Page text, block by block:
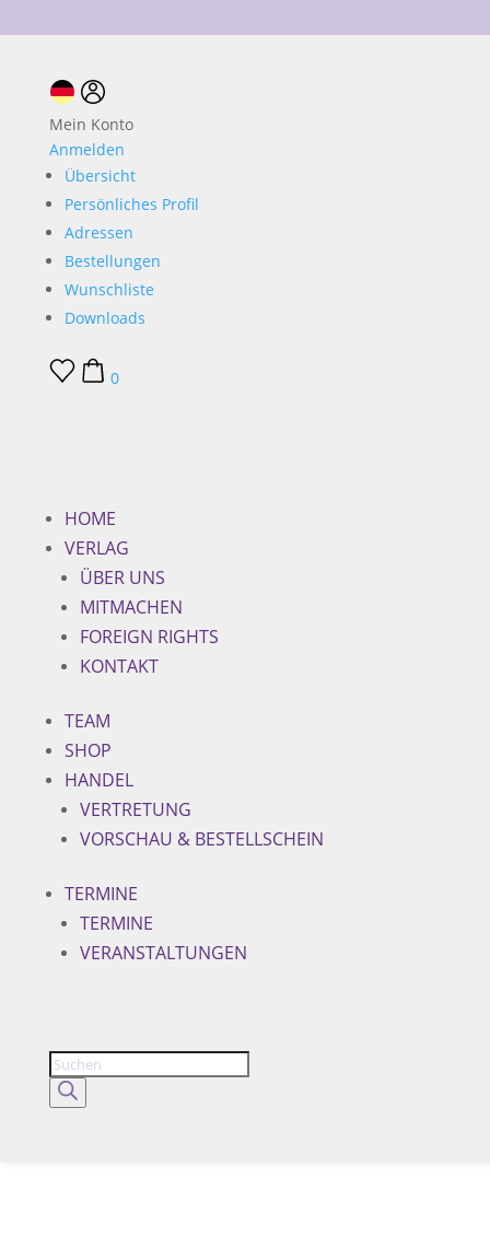
Mein Konto
Anmelden
Übersicht
Persönliches Profil
Adressen
Bestellungen
Wunschliste
Downloads
0
HOME
VERLAG
ÜBER UNS
MITMACHEN
FOREIGN RIGHTS
KONTAKT
TEAM
SHOP
HANDEL
VERTRETUNG
VORSCHAU & BESTELLSCHEIN
TERMINE
TERMINE
VERANSTALTUNGEN
Products
search